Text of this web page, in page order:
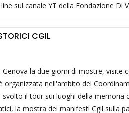
sul canale YT della Fondazione Di
CGIL
la due giorni di mostre, visite
organizzata nell'ambito del
il tour sui luoghi della memoria
la mostra dei manifesti Cgil sulla